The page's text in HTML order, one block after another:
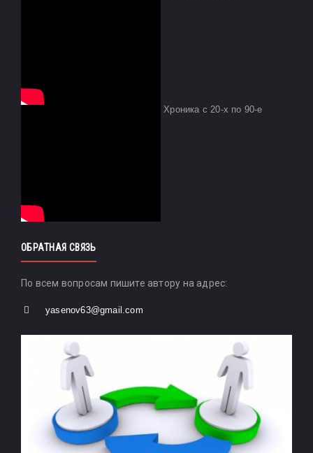
Хроника с 20-х по 90-е
ОБРАТНАЯ СВЯЗЬ
По всем вопросам пишите автору на адрес:
yasenov63@gmail.com